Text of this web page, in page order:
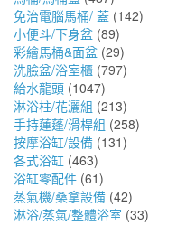
免治電腦馬桶/ 蓋 (142)
小便斗/下身盆 (89)
彩繪馬桶&面盆 (29)
洗臉盆/浴室櫃 (797)
給水龍頭 (1047)
淋浴柱/花灑組 (213)
手持蓮蓬/滑桿組 (258)
按摩浴缸/設備 (131)
各式浴缸 (463)
浴缸零配件 (61)
蒸氣機/桑拿設備 (42)
淋浴/蒸氣/整體浴室 (33)